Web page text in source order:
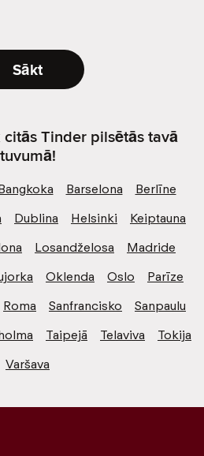
Sākt
Tinder pilsētās tavā
tuvumā!
Barselona
Berlīne
Dublina Helsinki
Keiptauna
Losandželosa
Madride
Oklenda Oslo
Parīze
Roma Sanfrancisko
Sanpaulu
Taipejā Telaviva
Tokija
Varšava